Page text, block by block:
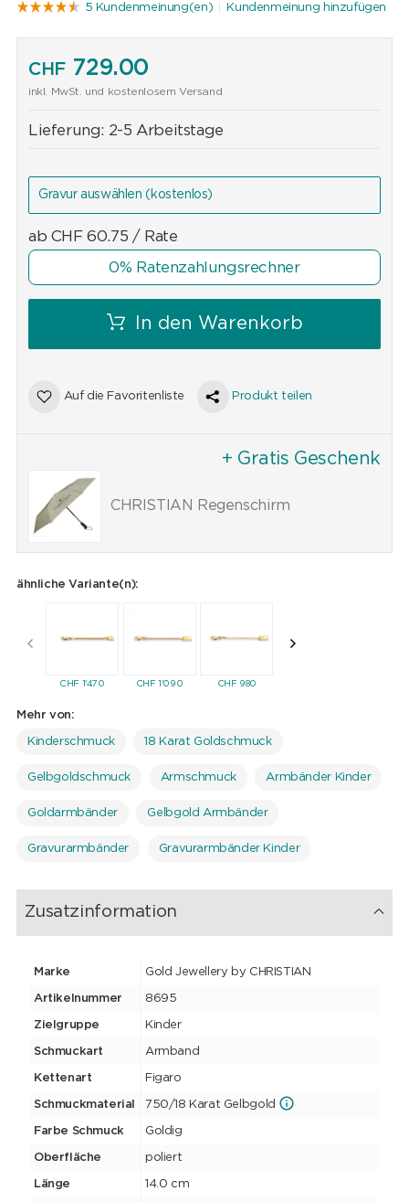
5 Kundenmeinung(en) Kundenmeinung hinzufügen
CHF729.00
inkl. MwSt. und kostenlosem Versand
Lieferung: 2-5 Arbeitstage
Gravur auswählen(kostenlos)
ab CHF60.75 / Rate
0% Ratenzahlungsrechner
In den Warenkorb
Auf die Favoritenliste Produkt teilen
+ Gratis Geschenk
CHRISTIAN Regenschirm
ähnliche Variante(n):
CHF 1'470 CHF1'090 CHF980
Mehr von:
Kinderschmuck 18 Karat Goldschmuck
Gelbgoldschmuck Armschmuck Armbänder Kinder
Goldarmbänder Gelbgold Armbänder
Gravurarmbänder Gravurarmbänder Kinder
Zusatzinformation
Marke Gold Jewellery by CHRISTIAN
Artikelnummer 8695
Zielgruppe Kinder
Schmuckart Armband
Kettenart Figaro
Schmuckmaterial 750/18 Karat Gelbgold
Farbe Schmuck Goldig
Oberfläche poliert
Länge 14.0 cm